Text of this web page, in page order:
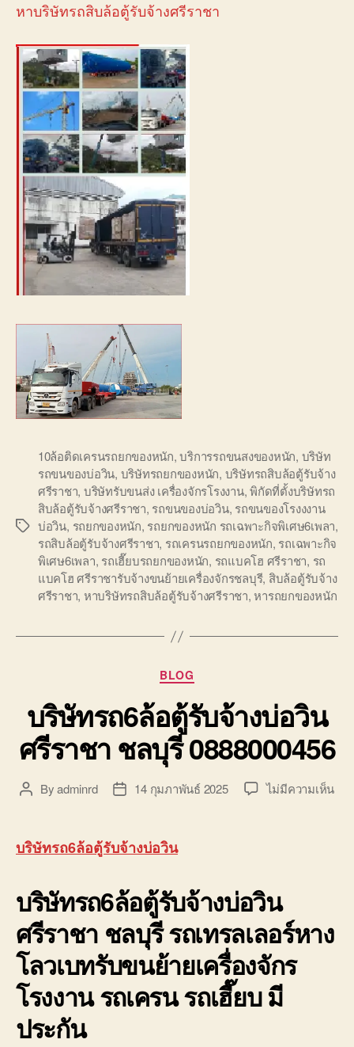
หาบริษัทรถสิบล้อตู้รับจ้างศรีราชา
Tags
10ล้อติดเครนรถยกของหนัก,บริการรถขนสงของหนัก, บริษัท
รถขนของบ่อวิน, บริษัทรถยกของหนัก, บริษัทรถสิบล้อตู้รับจ้าง
ศรีราชา, บริษัทรับขนส่ง เครื่องจักรโรงงาน,พิกัดที่ตั้งบริษัทรถ
สิบล้อตู้รับจ้างศรีราชา, รถขนของบ่อวิน, รถขนของโรงงงาน
บ่อวิน, รถยกของหนัก, รถยกของหนัก รถเฉพาะกิจพิเศษ6เพลา,
รถสิบล้อตู้รับจ้างศรีราชา, รถเครนรถยกของหนัก, รถเฉพาะกิจ
พิเศษ6เพลา, รถเฮี๊ยบรถยกของหนัก, รถแบคโฮ ศรีราชา, รถ
แบคโฮ ศรีราชารับจ้างขนย้ายเครื่องจักรชลบุรี, สิบล้อตู้รับจ้าง
ศรีราชา, หาบริษัทรถสิบล้อตู้รับจ้างศรีราชา,หารถยกของหนัก
Categories
BLOG
บริษัทรถ6ล้อตู้รับจ้างบ่อวิน
ศรีราชา ชลบุรี 0888000456
PostByadminrd
Post14 กุมภาพันธ์ 2025 ไม่มีความเห็นบน
ชล
บริษัทรถ6ล้อตู้รับจ้างบ่อวิน
บริษัทรถ6ล้อตู้รับจ้างบ่อวิน
ศรีราชา ชลบุรี รถเทรลเลอร์หาง
โลวเบทรับขนย้ายเครื่องจักร
โรงงาน รถเครน รถเฮี๊ยบ มี
ประกัน